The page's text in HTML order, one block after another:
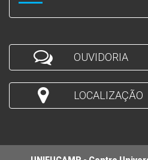
OUVIDORIA
LOCALIZAÇÃO